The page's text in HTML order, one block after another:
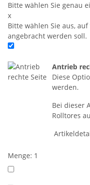
Bitte wählen Sie genau
x
Bitte wählen Sie aus,
angebracht werden soll.
Antrieb
Diese
werden.
Bei dieser
Rolltores
Menge: 1